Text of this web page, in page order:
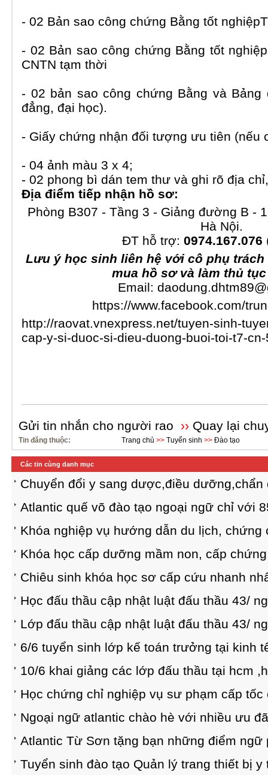
- 02 Bản sao công chứng Bằng tốt
- 02 Bản sao công chứng Bằng tốt
CNTN tạm thời
- 02 bản sao công chứng Bằng và Bảng
đẳng, đại học).
- Giấy chứng nhận đối tượng ưu tiên (nếu
- 04 ảnh màu 3 x 4;
- 02 phong bì dán tem thư và ghi rõ địa
Địa điểm tiếp nhận hồ sơ:
Phòng B307 - Tầng 3 - Giảng đường B -
Hà Nội.
ĐT hỗ trợ:0974.167.076
Lưu ý học sinh liên hệ với cô phụ
mua hồ sơ và làm thủ
Email:
https://www.facebook.com/
http://raovat.vnexpress.net/tuyen-sinh-
cap-y-si-duoc-si-dieu-duong-buoi-toi-t7-
Gửi tin nhắn cho người rao ›› Quay lại
Tin đăng thuộc: Trang chủ >> Tuyển sinh >> Đào tạo
Các tin cùng danh mục
Chuyển đổi y sang dược,điều dưỡng,chẩn
Atlantic quế võ đào tạo ngoại ngữ chỉ với
Khóa nghiệp vụ hướng dẫn du lịch, chứng
Khóa học cấp dưỡng mầm non, cấp
Chiêu sinh khóa học sơ cấp cứu nhanh
Học đấu thầu cập nhật luật đấu thầu 43/
Lớp đấu thầu cập nhật luật đấu thầu 43/
6/6 tuyển sinh lớp kế toán trưởng tại kinh
10/6 khai giảng các lớp đấu thầu tại hcm
Học chứng chỉ nghiệp vụ sư phạm cấp tốc
Ngoại ngữ atlantic chào hè với nhiều ưu
Atlantic Từ Sơn tặng bạn những điểm ngữ
Tuyển sinh đào tạo Quản lý trang thiết bị y